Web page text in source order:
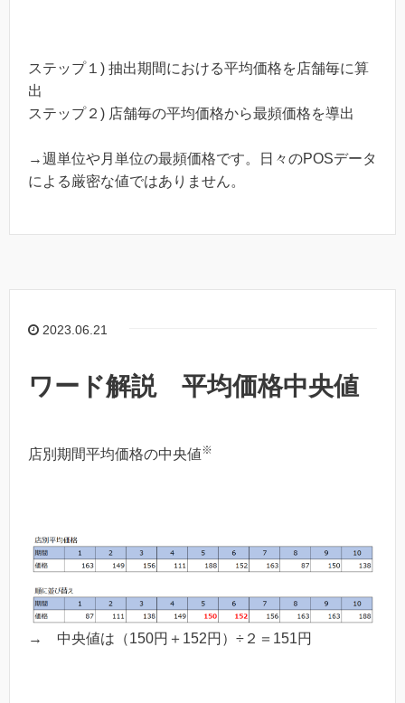
ステップ１) 抽出期間における平均価格を店舗毎に算
出
ステップ２) 店舗毎の平均価格から最頻価格を導出
→週単位や月単位の最頻価格です。日々のPOSデータ
による厳密な値ではありません。
2023.06.21
ワード解説 平均価格中央値
店別期間平均価格の中央値※
→ 中央値は（150円＋152円）÷２＝151円